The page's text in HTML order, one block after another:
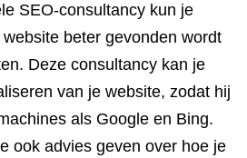
SEO-consultancy kun je
beter gevonden wordt
Deze consultancy kan je
van je website, zodat hij
als Google en Bing.
ook advies geven over hoe je